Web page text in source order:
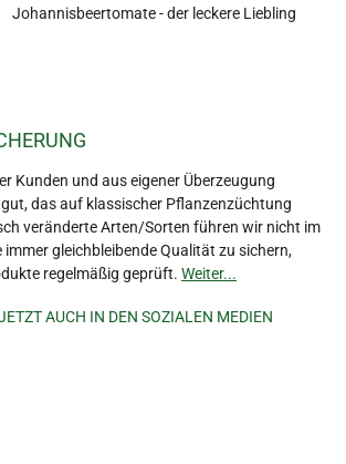
Johannisbeertomate - der leckere Liebling
Kunden und aus eigener Überzeugung
das auf klassischer Pflanzenzüchtung
veränderte Arten/Sorten führen wir nicht im
immer gleichbleibende Qualität zu sichern,
regelmäßig geprüft. Weiter...
AUCH IN DEN SOZIALEN MEDIEN